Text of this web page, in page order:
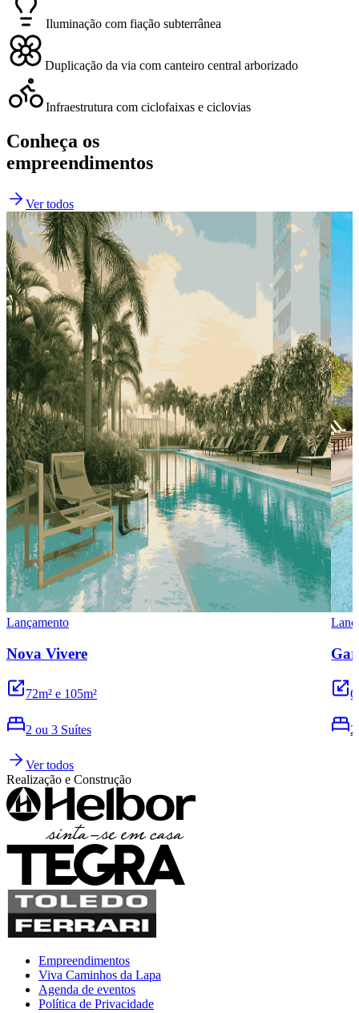
Iluminação com fiação subterrânea
Duplicação da via com canteiro central arborizado
Infraestrutura com ciclofaixas e ciclovias
Conheça os
empreendimentos
Ver todos
Lançamento
Nova Vivere
72m² e 105m²
2 ou 3 Suítes
Ver todos
Realização e Construção
Empreendimentos
Viva Caminhos da Lapa
Agenda de eventos
Política de Privacidade